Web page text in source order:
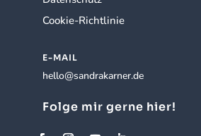
Cookie-Richtlinie
E-MAIL
hello@sandrakarner.de
Folge mir gerne hier!